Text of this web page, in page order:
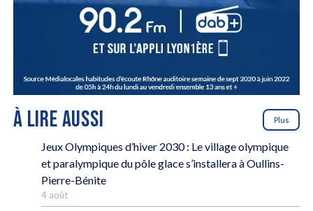
À LIRE AUSSI Plus
Jeux Olympiques d’hiver 2030 : Le village olympique
et paralympique du pôle glace s’installera à Oullins-
Pierre-Bénite
4 août